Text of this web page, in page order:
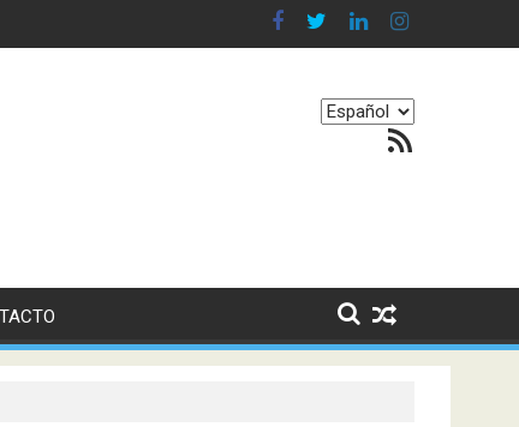
equilibrio emocional
Elegir
Feed RSS